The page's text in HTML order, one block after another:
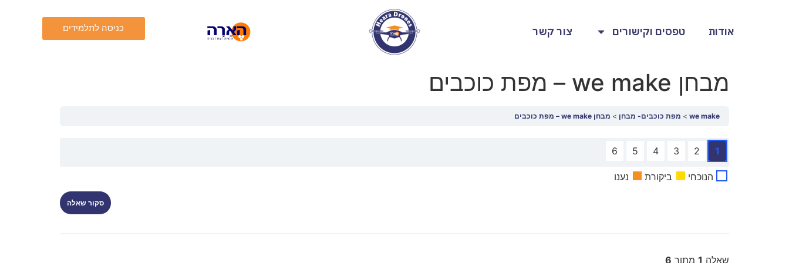
אודות טפסים וקישורים צור קשר כניסה לתלמידים
מבחן we make – מפת כוכבים
we make מפת כוכבים- מבחן מבחן we make – מפת כוכבים
1
2
3
4
5
6
הנוכחי ביקורת נענו
שאלה 1 מתוך 6